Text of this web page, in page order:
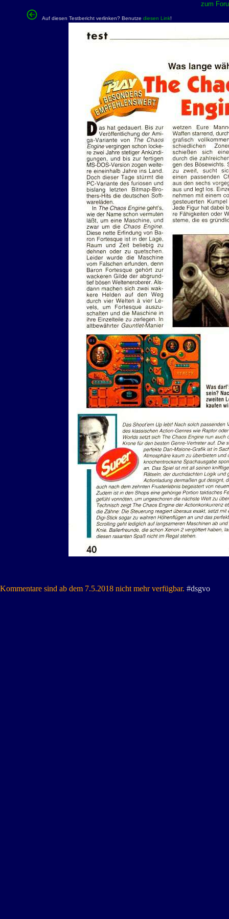
zum
Auf diesen Testbericht verlinken? Benutze diesen Link!
Kommentare sind ab dem 7.5.2018 nicht mehr verfügbar. #dsgvo